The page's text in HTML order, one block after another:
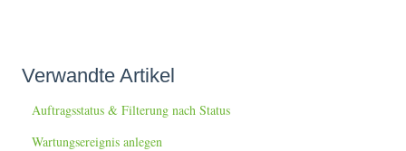
Verwandte Artikel
Auftragsstatus & Filterung nach Status
Wartungsereignis anlegen